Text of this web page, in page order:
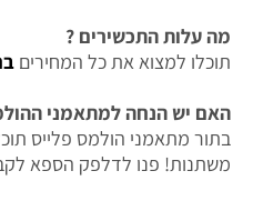
מה עלות התכשירים ?
תוכלו למצוא את כל המחירים
האם יש הנחה למתאמני
בתור מתאמני הולמס פלייס
משתנות! פנו לדלפק הספא